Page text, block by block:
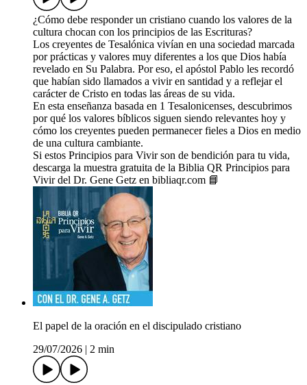
¿Cómo debe responder un cristiano cuando los valores de la
cultura chocan con los principios de las Escrituras?
Los creyentes de Tesalónica vivían en una sociedad marcada
por prácticas y valores muy diferentes a los que Dios había
revelado en Su Palabra. Por eso, el apóstol Pablo les recordó
que habían sido llamados a vivir en santidad y a reflejar el
carácter de Cristo en todas las áreas de su vida.
En esta enseñanza basada en 1 Tesalonicenses, descubrimos
por qué los valores bíblicos siguen siendo relevantes hoy y
cómo los creyentes pueden permanecer fieles a Dios en medio
de una cultura cambiante.
Si estos Principios para Vivir son de bendición para tu vida,
descarga la muestra gratuita de la Biblia QR Principios para
Vivir del Dr. Gene Getz en bibliaqr.com 📘
El papel de la oración en el discipulado cristiano
29/07/2026
2 min